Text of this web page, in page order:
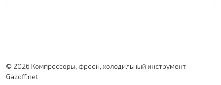
© 2026 Компрессоры, фреон, холодильный инструмент
Gazoff.net